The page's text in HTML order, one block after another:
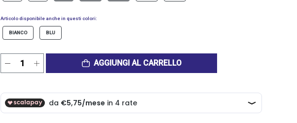
Articolo disponibile anche in questi colori:
BIANCO BLU
AGGIUNGI AL CARRELLO